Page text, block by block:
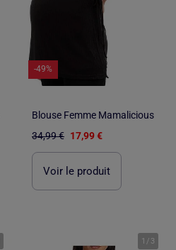
-49%
Blouse Femme Mamalicious
34,99 € 17,99 €
Voir le produit
1 / 3